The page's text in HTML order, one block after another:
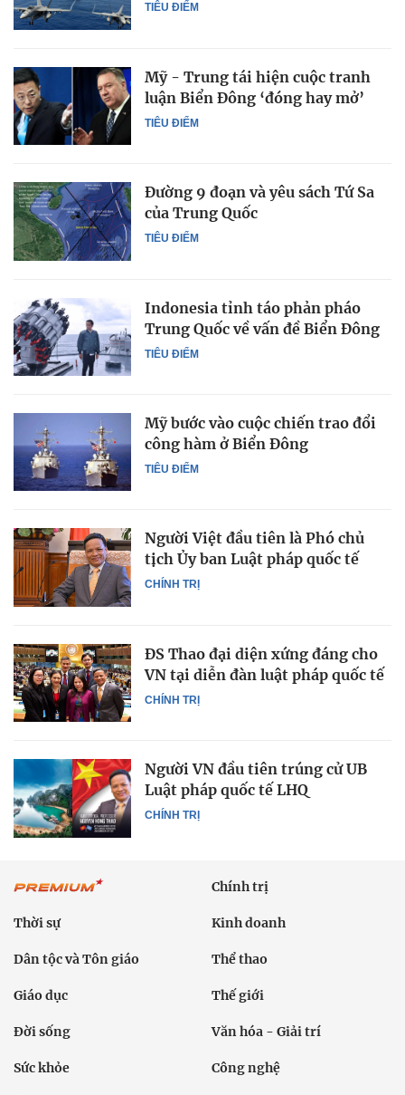
TIÊU ĐIỂM
TIÊU ĐIỂM
Mỹ - Trung tái hiện cuộc tranh
luận Biển Đông ‘đóng hay mở’
TIÊU ĐIỂM
Đường 9 đoạn và yêu sách Tứ Sa
của Trung Quốc
TIÊU ĐIỂM
Indonesia tỉnh táo phản pháo
Trung Quốc về vấn đề Biển Đông
TIÊU ĐIỂM
Mỹ bước vào cuộc chiến trao đổi
công hàm ở Biển Đông
CHÍNH TRỊ
Người Việt đầu tiên là Phó chủ
tịch Ủy ban Luật pháp quốc tế
CHÍNH TRỊ
ĐS Thao đại diện xứng đáng cho
VN tại diễn đàn luật pháp quốc tế
CHÍNH TRỊ
Người VN đầu tiên trúng cử UB
Luật pháp quốc tế LHQ
Chính trị
Thời sự Kinh doanh
Dân tộc và Tôn giáo Thể thao
Giáo dục Thế giới
Đời sống Văn hóa - Giải trí
Sức khỏe Công nghệ